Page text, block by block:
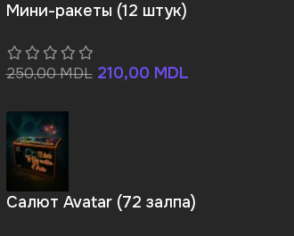
Мини-ракеты (12 штук)
250,00MDL 210,00 MDL
Салют Avatar (72 залпа)